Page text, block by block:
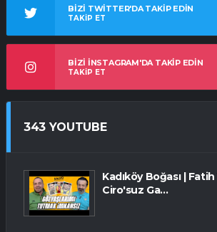
BİZİ TWİTTER'DA TAKİP EDİN
TAKİP ET
BİZİ İNSTAGRAM'DA TAKİP EDİN
TAKİP ET
343 YOUTUBE
Kadıköy Boğası | Fatih
Ciro'suz Ga...